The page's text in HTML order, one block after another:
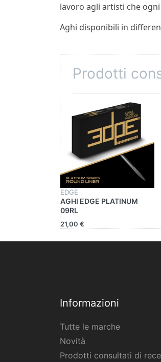
lavoro agli artisti che
Aghi disponibili in
Prodotti
EDGE
AGHI EDGE PLATINUM
09RL
21,00 €
Informazioni
Tutte le marche
Novità
Prodotti consultati di